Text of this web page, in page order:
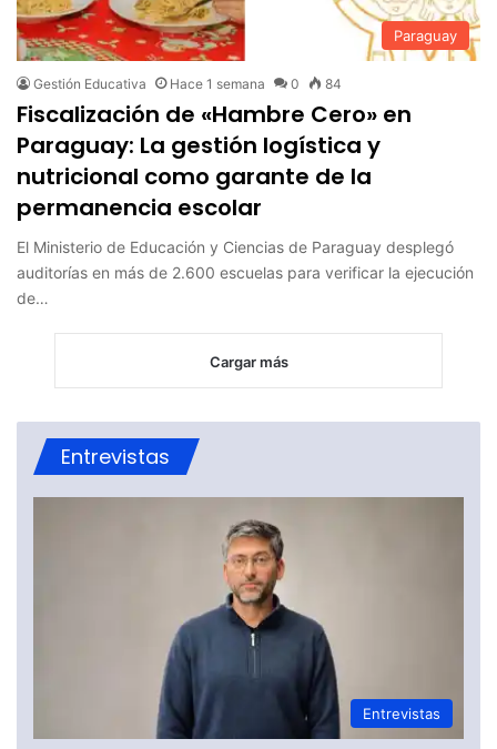
Paraguay
Gestión Educativa Hace 1 semana 0 84
Fiscalización de «Hambre Cero» en
Paraguay: La gestión logística y
nutricional como garante de la
permanencia escolar
El Ministerio de Educación y Ciencias de Paraguay desplegó
auditorías en más de 2.600 escuelas para verificar la ejecución
de…
Cargar más
Entrevistas
Entrevistas